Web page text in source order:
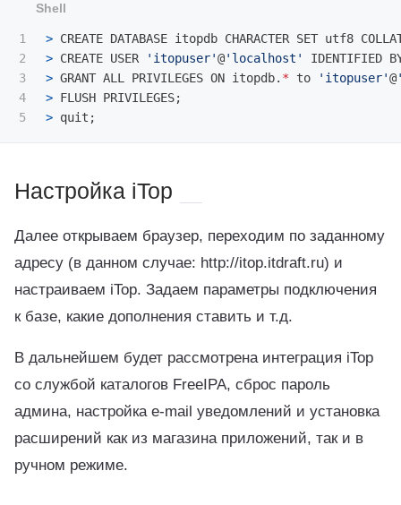
1
2
3
4
> CREATE DATABASE itopdb CHARACTER SET utf8
> CREATE USER 'itopuser'@'localhost'
IDENTIFIED
> GRANT ALL PRIVILEGES ON itopdb. * to 'itopuser'@
> FLUSH PRIVILEGES;
> quit ;
Настройка iTop
Далее открываем браузер, переходим по заданному
адресу (в данном случае: http://itop.itdraft.ru) и
настраиваем iTop. Задаем параметры подключения
к базе, какие дополнения ставить и т.д.
В дальнейшем будет рассмотрена интеграция iTop
со службой каталогов FreeIPA, сброс пароль
админа, настройка e-mail уведомлений и установка
расширений как из магазина приложений, так и в
ручном режиме.